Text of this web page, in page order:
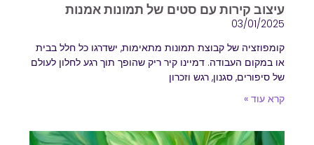
עיצוב קירות עם סטים של תמונות אמנות
03/01/2025
קומפוזציה של קבוצת תמונות מתאימות, ישדרגו כל חלל בבית
או במקום העבודה. דמיינו קיר ריק שהופך תוך רגע לחלון לעולם
של סיפורים, סגנון, רגש וזכרון
קרא עוד »